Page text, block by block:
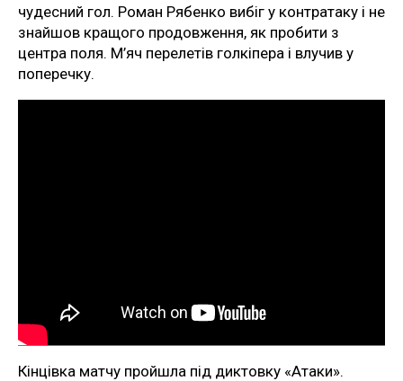
чудесний гол. Роман Рябенко вибіг у контратаку і не
знайшов кращого продовження, як пробити з
центра поля. М’яч перелетів голкіпера і влучив у
поперечку.
Кінцівка матчу пройшла під диктовку «Атаки».